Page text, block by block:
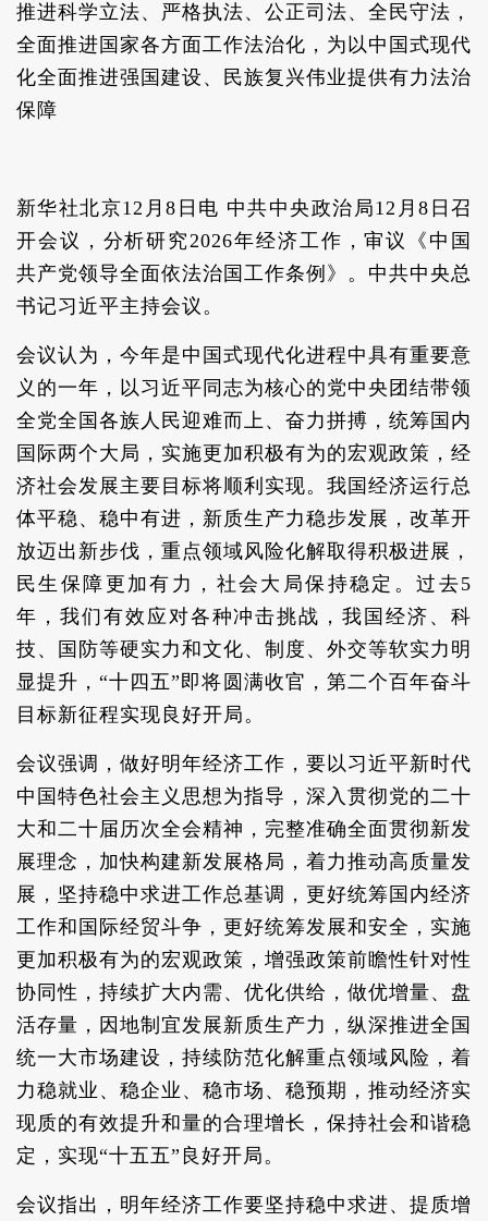
推进科学立法、严格执法、公正司法、全民守法，
全面推进国家各方面工作法治化，为以中国式现代
化全面推进强国建设、民族复兴伟业提供有力法治
保障
新华社北京12月8日电 中共中央政治局12月8日召
开会议，分析研究2026年经济工作，审议《中国
共产党领导全面依法治国工作条例》。中共中央总
书记习近平主持会议。
会议认为，今年是中国式现代化进程中具有重要意
义的一年，以习近平同志为核心的党中央团结带领
全党全国各族人民迎难而上、奋力拼搏，统筹国内
国际两个大局，实施更加积极有为的宏观政策，经
济社会发展主要目标将顺利实现。我国经济运行总
体平稳、稳中有进，新质生产力稳步发展，改革开
放迈出新步伐，重点领域风险化解取得积极进展，
民生保障更加有力，社会大局保持稳定。过去5
年，我们有效应对各种冲击挑战，我国经济、科
技、国防等硬实力和文化、制度、外交等软实力明
显提升，“十四五”即将圆满收官，第二个百年奋斗
目标新征程实现良好开局。
会议强调，做好明年经济工作，要以习近平新时代
中国特色社会主义思想为指导，深入贯彻党的二十
大和二十届历次全会精神，完整准确全面贯彻新发
展理念，加快构建新发展格局，着力推动高质量发
展，坚持稳中求进工作总基调，更好统筹国内经济
工作和国际经贸斗争，更好统筹发展和安全，实施
更加积极有为的宏观政策，增强政策前瞻性针对性
协同性，持续扩大内需、优化供给，做优增量、盘
活存量，因地制宜发展新质生产力，纵深推进全国
统一大市场建设，持续防范化解重点领域风险，着
力稳就业、稳企业、稳市场、稳预期，推动经济实
现质的有效提升和量的合理增长，保持社会和谐稳
定，实现“十五五”良好开局。
会议指出，明年经济工作要坚持稳中求进、提质增